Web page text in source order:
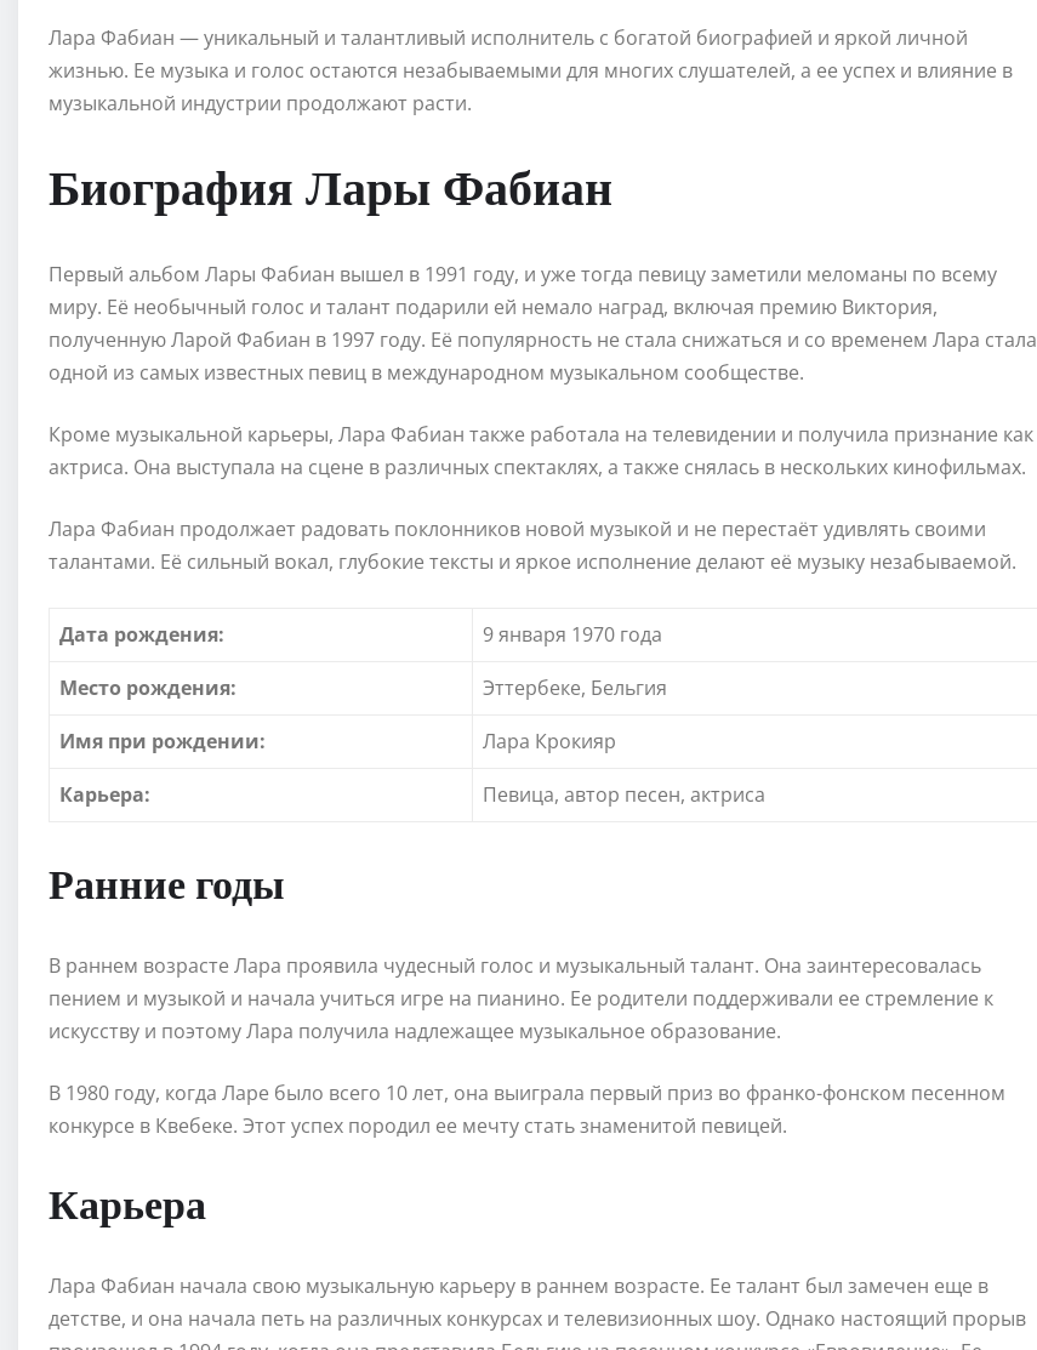
Лара Фабиан — уникальный и талантливый исполнитель с богатой биографией и яркой личной
жизнью. Ее музыка и голос остаются незабываемыми для многих слушателей, а ее успех и влияние в
музыкальной индустрии продолжают расти.
Биография Лары Фабиан
Первый альбом Лары Фабиан вышел в 1991 году, и уже тогда певицу заметили меломаны по всему
миру. Её необычный голос и талант подарили ей немало наград, включая премию Виктория,
полученную Ларой Фабиан в 1997 году. Её популярность не стала снижаться и со временем Лара стала
одной из самых известных певиц в международном музыкальном сообществе.
Кроме музыкальной карьеры, Лара Фабиан также работала на телевидении и получила признание как
актриса. Она выступала на сцене в различных спектаклях, а также снялась в нескольких кинофильмах.
Лара Фабиан продолжает радовать поклонников новой музыкой и не перестаёт удивлять своими
талантами. Её сильный вокал, глубокие тексты и яркое исполнение делают её музыку незабываемой.
Дата рождения:
9 января 1970 года
Место рождения:
Эттербеке, Бельгия
Имя при рождении:
Лара Крокияр
Карьера:
Певица, автор песен, актриса
Ранние годы
В раннем возрасте Лара проявила чудесный голос и музыкальный талант. Она заинтересовалась
пением и музыкой и начала учиться игре на пианино. Ее родители поддерживали ее стремление к
искусству и поэтому Лара получила надлежащее музыкальное образование.
В 1980 году, когда Ларе было всего 10 лет, она выиграла первый приз во франко-фонском песенном
конкурсе в Квебеке. Этот успех породил ее мечту стать знаменитой певицей.
Карьера
Лара Фабиан начала свою музыкальную карьеру в раннем возрасте. Ее талант был замечен еще в
детстве, и она начала петь на различных конкурсах и телевизионных шоу. Однако настоящий прорыв